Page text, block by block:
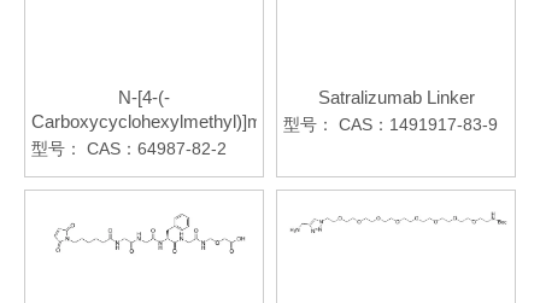
N-[4-(-
Carboxycyclohexylmethyl)]maleimide
型号： CAS：64987-82-2
Satralizumab Linker
型号： CAS：1491917-83-9